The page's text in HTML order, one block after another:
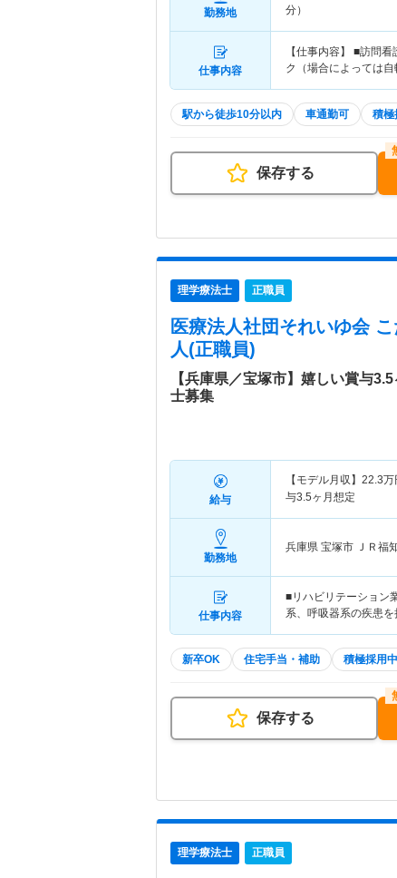
勤務地
分）
仕事内容
【仕事内容】 ■訪問
ク（場合によっては自
駅から徒歩10分以内 車通勤可 積極
保存する
理学療法士 正職員
医療法人社団それいゆ会
人(正職員)
【兵庫県／宝塚市】嬉しい賞与
士募集
給与
【モデル月収】 22.3万
与3.5ヶ月想定
勤務地
兵庫県 宝塚市 ＪＲ福
仕事内容
■リハビリテーション
系、呼吸器系の疾患
新卒OK 住宅手当・補助 積極採用中
保存する
理学療法士 正職員